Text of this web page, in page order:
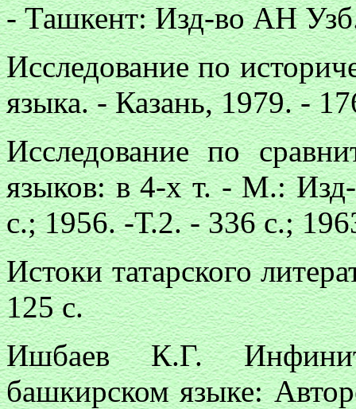
- Ташкент: Изд-во АН
Исследование по
языка. - Казань, 1979. -
Исследование по
языков: в 4-х т. - М.:
с.; 1956. -Т.2. - 336 с.;
Истоки татарского
125 с.
Ишбаев К.Г.
башкирском языке: